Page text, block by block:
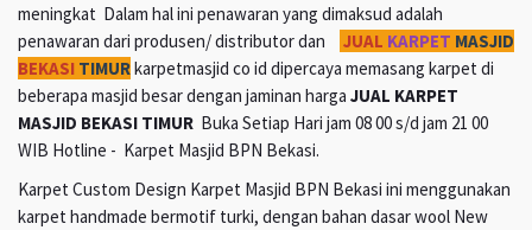
meningkat Dalam hal ini penawaran yang dimaksud adalah
penawaran dari produsen/ distributor dan
JUAL KARPET MASJID
BEKASI TIMURkarpetmasjid co id dipercaya memasang karpet di
beberapa masjid besar dengan jaminan harga JUAL KARPET
MASJID BEKASI TIMUR Buka Setiap Hari jam 08 00 s/d jam 21 00
WIB Hotline - Karpet Masjid BPN Bekasi.
Karpet Custom Design Karpet Masjid BPN Bekasi ini menggunakan
karpet handmade bermotif turki, dengan bahan dasar wool New